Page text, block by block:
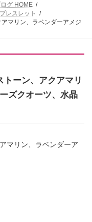
グ HOME
レスレット
マリン、ラベンダーアメジ
ーン、アクアマリ
ズクオーツ、水晶
マリン、ラベンダーア